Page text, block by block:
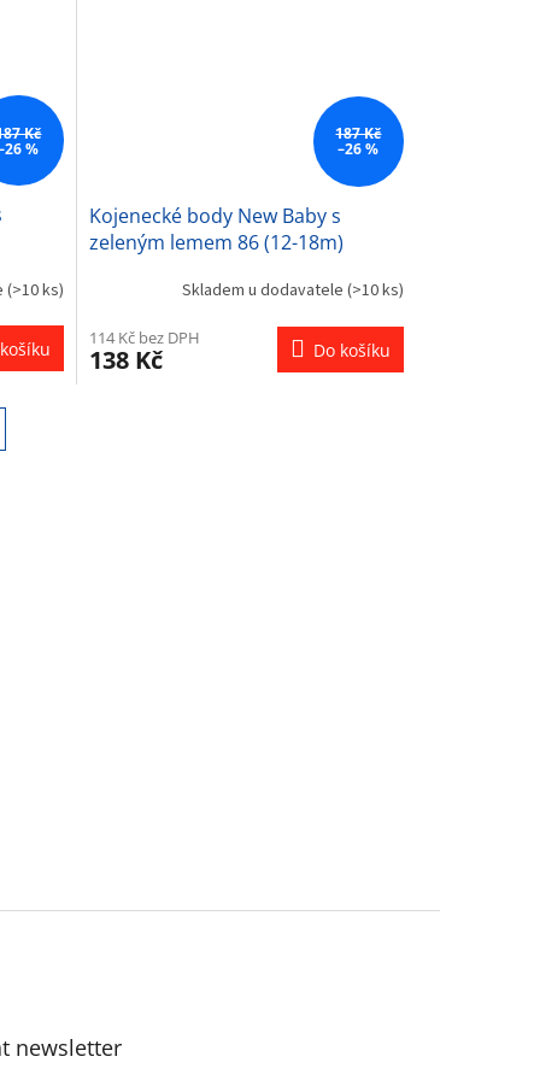
Kč
%
(>10 ks)
187 Kč
–26 %
Kojenecké body New Baby s
zeleným lemem 86 (12-18m)
Skladem u dodavatele (>10 ks)
114 Kč bez DPH
138 Kč Do košíku
newsletter